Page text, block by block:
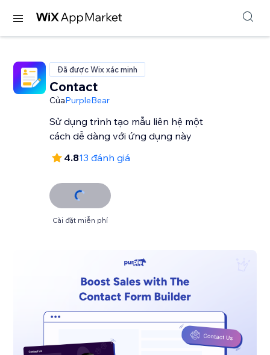
Đã được Wix xác minh
Contact
CủaPurpleBear
Sử dụng trình tạo mẫu liên hệ một
cách dễ dàng với ứng dụng này
4.813 đánh giá
Cài đặt miễn phí